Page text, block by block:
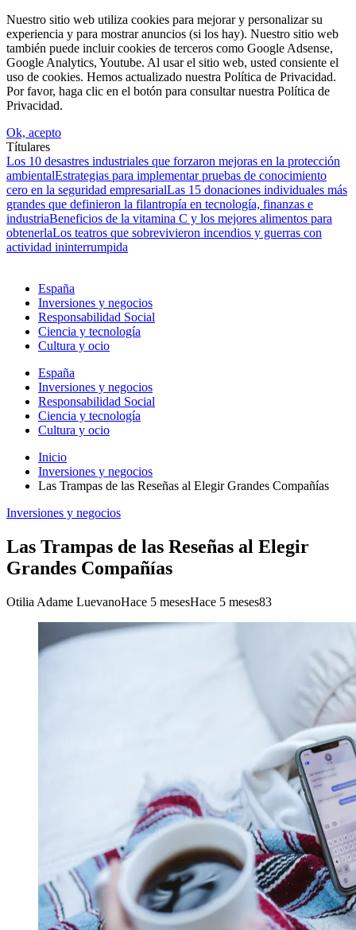
Nuestro sitio web utiliza cookies para mejorar y personalizar su
experiencia y para mostrar anuncios (si los hay). Nuestro sitio web
también puede incluir cookies de terceros como Google Adsense,
Google Analytics, Youtube. Al usar el sitio web, usted consiente el
uso de cookies. Hemos actualizado nuestra Política de Privacidad.
Por favor, haga clic en el botón para consultar nuestra Política de
Privacidad.
Ok, acepto
Títulares
Los 10 desastres industriales que forzaron mejoras en la protección
ambientalEstrategias para implementar pruebas de conocimiento
cero en la seguridad empresarialLas 15 donaciones individuales más
grandes que definieron la filantropía en tecnología, finanzas e
industriaBeneficios de la vitamina C y los mejores alimentos para
obtenerlaLos teatros que sobrevivieron incendios y guerras con
actividad ininterrumpida
España
Inversiones y negocios
Responsabilidad Social
Ciencia y tecnología
Cultura y ocio
España
Inversiones y negocios
Responsabilidad Social
Ciencia y tecnología
Cultura y ocio
Inicio
Inversiones y negocios
Las Trampas de las Reseñas al Elegir Grandes Compañías
Inversiones y negocios
Las Trampas de las Reseñas al Elegir
Grandes Compañías
Otilia Adame LuevanoHace 5 mesesHace 5 meses83